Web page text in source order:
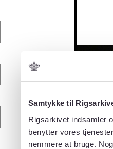
Samtykke til
Rigsarkivet indsamler
benytter vores
nemmere at bruge.